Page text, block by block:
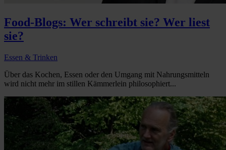
Food-Blogs: Wer schreibt sie? Wer liest
sie?
Essen & Trinken
Über das Kochen, Essen oder den Umgang mit Nahrungsmitteln
wird nicht mehr im stillen Kämmerlein philosophiert...